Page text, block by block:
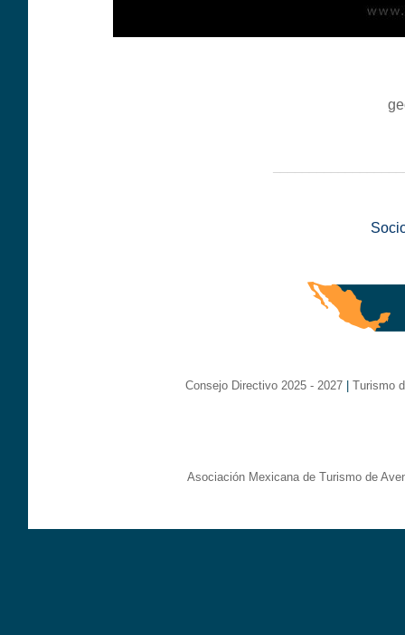
Consejo Directivo 2025 - 2027| Turismo
Asociación Mexicana de Turismo de